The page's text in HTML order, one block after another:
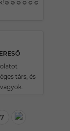
társ, és
7